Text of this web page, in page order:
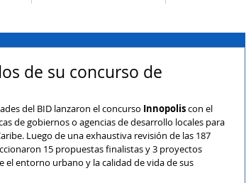
de su concurso de
del BID lanzaron el concurso Innopolis con el
de gobiernos o agencias de desarrollo locales para
Luego de una exhaustiva revisión de las 187
15 propuestas finalistas y 3 proyectos
entorno urbano y la calidad de vida de sus